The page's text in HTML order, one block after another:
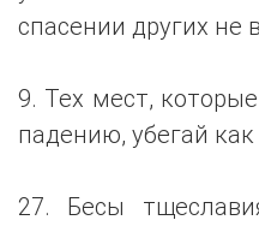
спасении других не
9. Тех мест,
падению, убегай как
27. Бесы